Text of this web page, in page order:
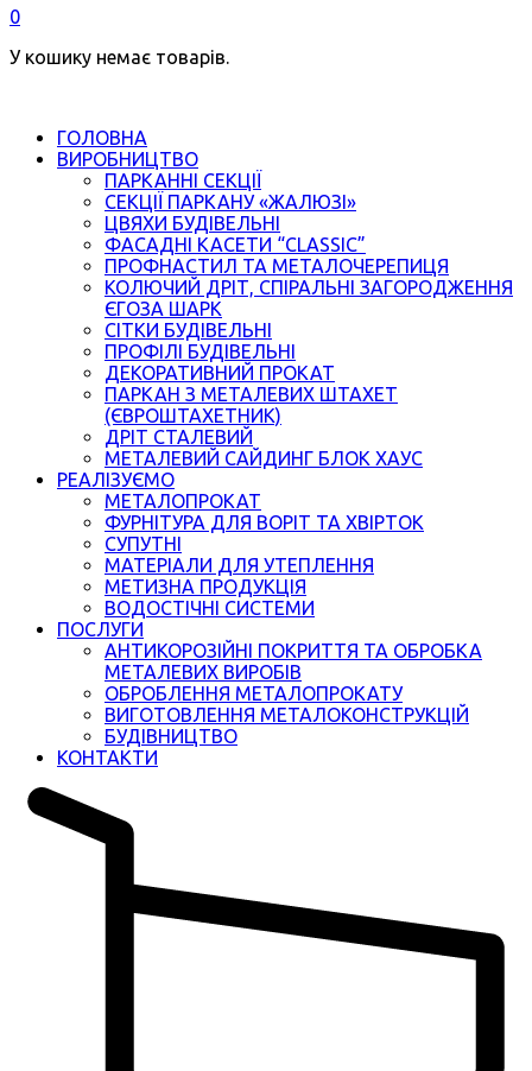
0
У кошику немає товарів.
ГОЛОВНА
ВИРОБНИЦТВО
ПАРКАННІ СЕКЦІЇ
СЕКЦІЇ ПАРКАНУ «ЖАЛЮЗІ»
ЦВЯХИ БУДІВЕЛЬНІ
ФАСАДНІ КАСЕТИ “CLASSIC”
ПРОФНАСТИЛ ТА МЕТАЛОЧЕРЕПИЦЯ
КОЛЮЧИЙ ДРІТ, СПІРАЛЬНІ ЗАГОРОДЖЕННЯ
ЄГОЗА ШАРК
СІТКИ БУДІВЕЛЬНІ
ПРОФІЛІ БУДІВЕЛЬНІ
ДЕКОРАТИВНИЙ ПРОКАТ
ПАРКАН З МЕТАЛЕВИХ ШТАХЕТ
(ЄВРОШТАХЕТНИК)
ДРІТ СТАЛЕВИЙ
МЕТАЛЕВИЙ САЙДИНГ БЛОК ХАУС
РЕАЛІЗУЄМО
МЕТАЛОПРОКАТ
ФУРНІТУРА ДЛЯ ВОРІТ ТА ХВІРТОК
СУПУТНІ
МАТЕРІАЛИ ДЛЯ УТЕПЛЕННЯ
МЕТИЗНА ПРОДУКЦІЯ
ВОДОСТІЧНІ СИСТЕМИ
ПОСЛУГИ
АНТИКОРОЗІЙНІ ПОКРИТТЯ ТА ОБРОБКА
МЕТАЛЕВИХ ВИРОБІВ
ОБРОБЛЕННЯ МЕТАЛОПРОКАТУ
ВИГОТОВЛЕННЯ МЕТАЛОКОНСТРУКЦІЙ
БУДІВНИЦТВО
КОНТАКТИ